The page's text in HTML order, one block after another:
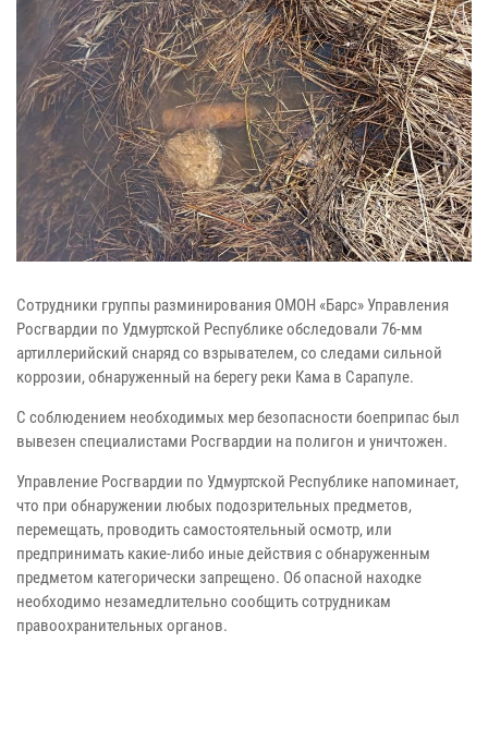
Сотрудники группы разминирования ОМОН «Барс» Управления
Росгвардии по Удмуртской Республике обследовали 76-мм
артиллерийский снаряд со взрывателем, со следами сильной
коррозии, обнаруженный на берегу реки Кама в Сарапуле.
С соблюдением необходимых мер безопасности боеприпас был
вывезен специалистами Росгвардии на полигон и уничтожен.
Управление Росгвардии по Удмуртской Республике напоминает,
что при обнаружении любых подозрительных предметов,
перемещать, проводить самостоятельный осмотр, или
предпринимать какие-либо иные действия с обнаруженным
предметом категорически запрещено. Об опасной находке
необходимо незамедлительно сообщить сотрудникам
правоохранительных органов.